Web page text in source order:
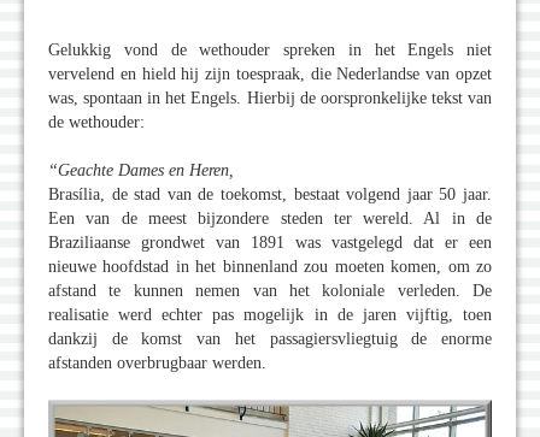
Gelukkig vond de wethouder spreken in het Engels niet
vervelend en hield hij zijn toespraak, die Nederlandse van opzet
was, spontaan in het Engels. Hierbij de oorspronkelijke tekst van
de wethouder:
“Geachte Dames en Heren,
Brasília, de stad van de toekomst, bestaat volgend jaar 50 jaar.
Een van de meest bijzondere steden ter wereld. Al in de
Braziliaanse grondwet van 1891 was vastgelegd dat er een
nieuwe hoofdstad in het binnenland zou moeten komen, om zo
afstand te kunnen nemen van het koloniale verleden. De
realisatie werd echter pas mogelijk in de jaren vijftig, toen
dankzij de komst van het passagiersvliegtuig de enorme
afstanden overbrugbaar werden.